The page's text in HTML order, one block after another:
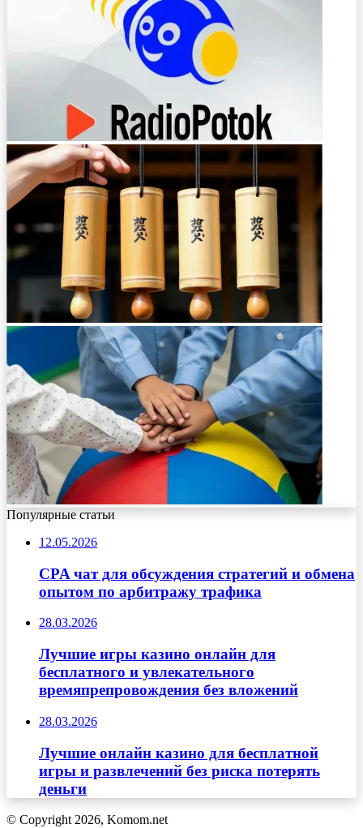
Популярные статьи
12.05.2026
CPA чат для обсуждения стратегий и обмена
опытом по арбитражу трафика
28.03.2026
Лучшие игры казино онлайн для
бесплатного и увлекательного
времяпрепровождения без вложений
28.03.2026
Лучшие онлайн казино для бесплатной
игры и развлечений без риска потерять
деньги
© Copyright 2026, Komom.net